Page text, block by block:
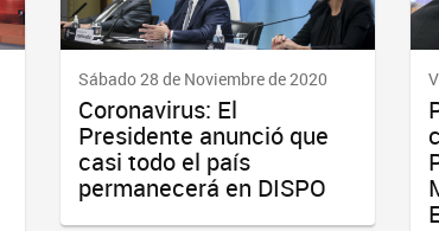
Sábado 28 de Noviembre de 2020
Coronavirus: El
Presidente anunció que
casi todo el país
permanecerá en DISPO